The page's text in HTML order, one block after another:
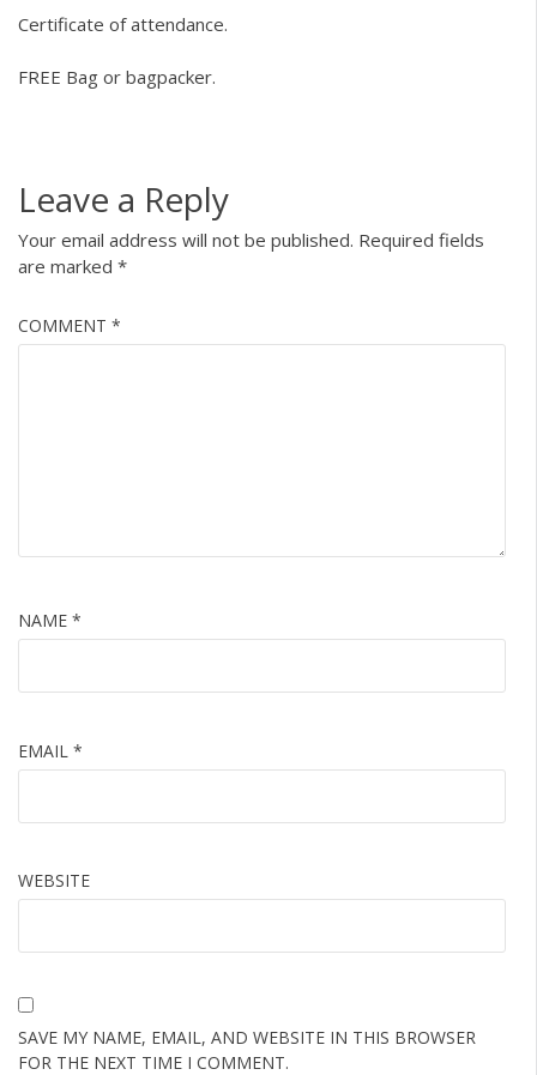
Certificate of attendance.
FREE Bag or bagpacker.
Leave a Reply
Your email address will not be published. Required fields
are marked *
COMMENT *
NAME *
EMAIL *
WEBSITE
SAVE MY NAME, EMAIL, AND WEBSITE IN THIS BROWSER
FOR THE NEXT TIME I COMMENT.